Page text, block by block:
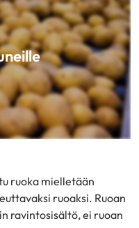
ruoka mielletään
ruoaksi. Ruoan
ravintosisältö, ei ruoan